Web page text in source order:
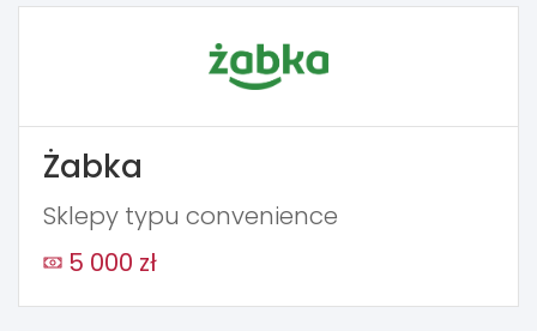
Żabka
Sklepy typu convenience
5 000 zł